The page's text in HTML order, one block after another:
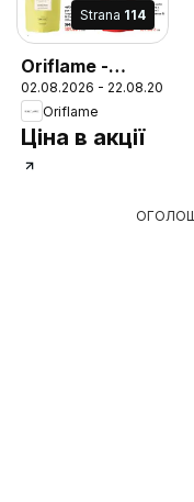
Strana 114
Oriflame -
Каталог 11
02.08.2026 - 22.08.2026
Oriflame
Ціна в акції